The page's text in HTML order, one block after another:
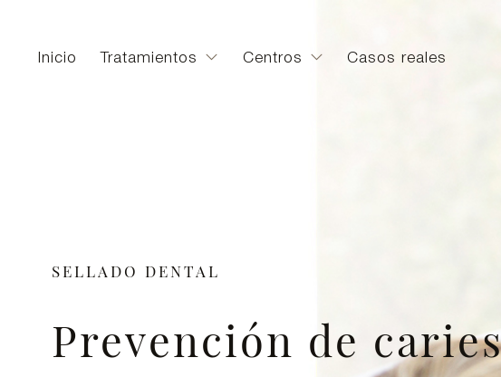
Inicio Tratamientos Centros Casos reales
Prevención de
SELLADO DENTAL